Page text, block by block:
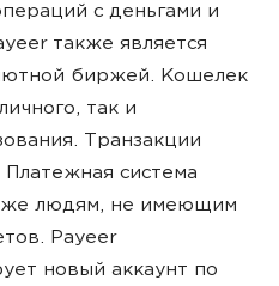
с деньгами и
также является
биржей. Кошелек
так и
Транзакции
система
людям, не имеющим
Payeer
новый аккаунт по